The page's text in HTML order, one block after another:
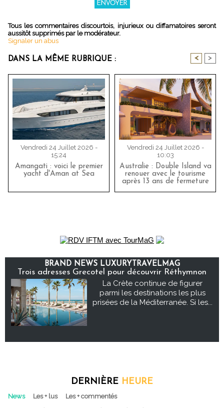
Tous les commentaires discourtois, injurieux ou diffamatoires seront
aussitôt supprimés par le modérateur.
Signaler un abus
DANS LA MÊME RUBRIQUE : < >
Vendredi 24 Juillet 2026 -
15:24
Amangati : voici le premier
yacht d'Aman at Sea
Vendredi 24 Juillet 2026 -
10:03
Australie : Double Island va
renouer avec le tourisme
après 13 ans de fermeture
BRAND NEWS LUXURYTRAVELMAG
Trois adresses Grecotel pour découvrir Réthymnon
La Crète continue de figurer
parmi les destinations les plus
prisées de la Méditerranée. Si les...
DERNIÈRE HEURE
News Les + lus Les + commentés